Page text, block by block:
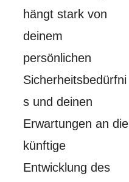
hängt stark von
deinem
persönlichen
Sicherheitsbedürfni
s und deinen
Erwartungen an die
künftige
Entwicklung des